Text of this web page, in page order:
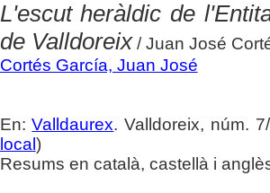
L'escut heràldic de
de Valldoreix/ Juan José
Cortés García, Juan José
En:Valldaurex. Valldoreix, núm.
local )
Resums en català, castellà i